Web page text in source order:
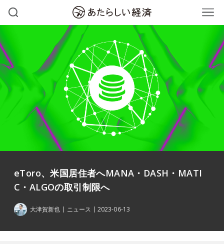
eToro、米国居住者へMANA・DASH・MATI
C・ALGOの取引制限へ
大津賀新也 ニュース 2023-06-13